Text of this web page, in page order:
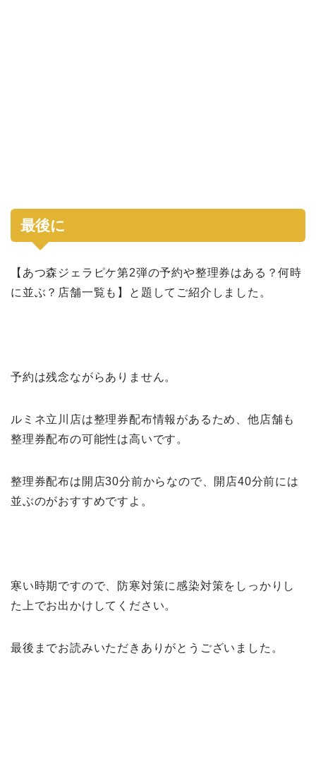
最後に
【あつ森ジェラピケ第2弾の予約や整理券はある？何時
に並ぶ？店舗一覧も】と題してご紹介しました。
予約は残念ながらありません。
ルミネ立川店は整理券配布情報があるため、他店舗も
整理券配布の可能性は高いです。
整理券配布は開店30分前からなので、開店40分前には
並ぶのがおすすめですよ。
寒い時期ですので、防寒対策に感染対策をしっかりし
た上でお出かけしてください。
最後までお読みいただきありがとうございました。